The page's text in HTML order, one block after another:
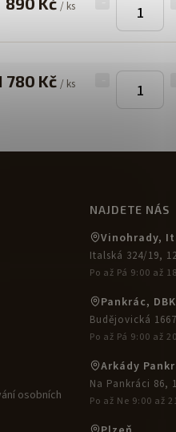
/ ks
780 Kč / ks
osobních
NAJDETE NÁS
Vinohrady,
Italská 324/19,
Po až Pá 9:00 až
Pankrác,
Budějovická
Po až Pá 9:00 až
Arkády
Na Pankráci 86,
Po až Ne 9:00 až